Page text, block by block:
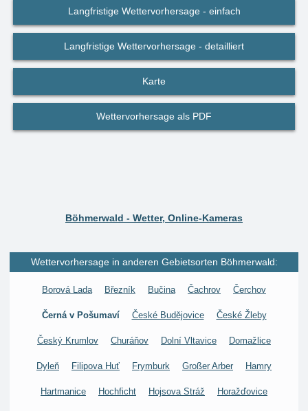
Langfristige Wettervorhersage - einfach
Langfristige Wettervorhersage - detailliert
Karte
Wettervorhersage als PDF
Böhmerwald - Wetter, Online-Kameras
Wettervorhersage in anderen Gebietsorten Böhmerwald:
Borová Lada Březník Bučina Čachrov Čerchov
Černá v Pošumaví České Budějovice České Žleby
Český Krumlov Churáňov Dolní Vltavice Domažlice
Dyleň Filipova Huť Frymburk Großer Arber Hamry
Hartmanice Hochficht Hojsova Stráž Horažďovice